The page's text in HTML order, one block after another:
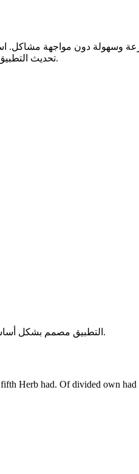
دون مواجهة مشاكل.
تحديث التطبيق بشكل دوري واستكشاف الأخطاء بسرعة سيساهم في تحسين تجربتك اليومية.
التطبيق مصمم بشكل أساسي للأجهزة المحمولة، ولكنه يمكن تشغيله عبر محاكيات أندرويد على الكمبيوتر.
Herb had. Of divided own had